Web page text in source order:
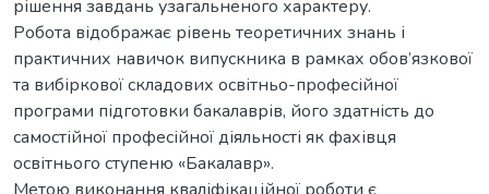
рішення завдань узагальненого характеру.
Робота відображає рівень теоретичних знань і
практичних навичок випускника в рамках обов’язкової
та вибіркової складових освітньо-професійної
програми підготовки бакалаврів, його здатність до
самостійної професійної діяльності як фахівця
освітнього ступеню «Бакалавр».